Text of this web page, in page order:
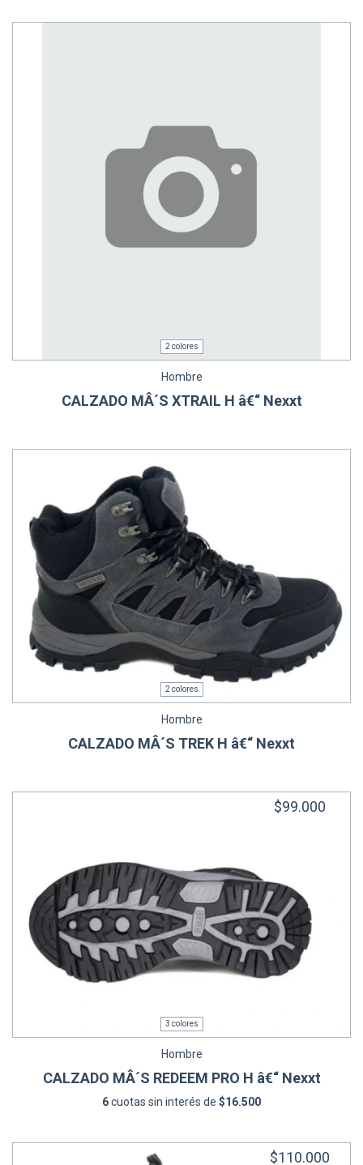
2 colores
Hombre
CALZADO MÂ´S XTRAIL H â€“ Nexxt
2 colores
Hombre
CALZADO MÂ´S TREK H â€“ Nexxt
$99.000
3 colores
Hombre
CALZADO MÂ´S REDEEM PRO H â€“ Nexxt
6cuotas sin interés de $16.500
$110.000